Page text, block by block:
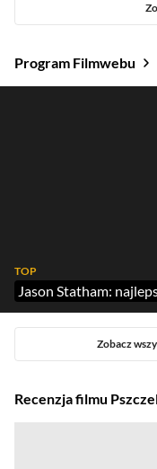
Program Filmwebu
TOP
Zobacz
Recenzja filmu